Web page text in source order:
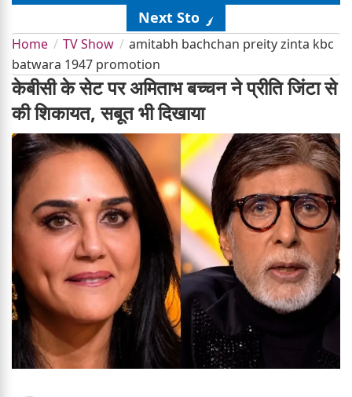
Next Story
Home TV Show
amitabh bachchan preity zinta kbc
batwara 1947 promotion
केबीसी के सेट पर अमिताभ बच्चन ने प्रीति जिंटा से
की शिकायत, सबूत भी दिखाया